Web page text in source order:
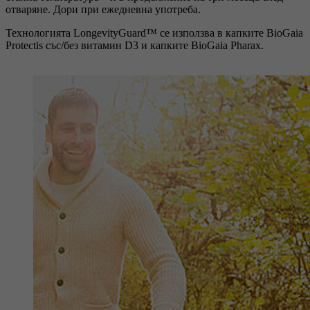
отваряне. Дори при ежедневна употреба.
Технологията LongevityGuard™ се използва в капките BioGaia
Protectis със/без витамин D3 и капките BioGaia Pharax.